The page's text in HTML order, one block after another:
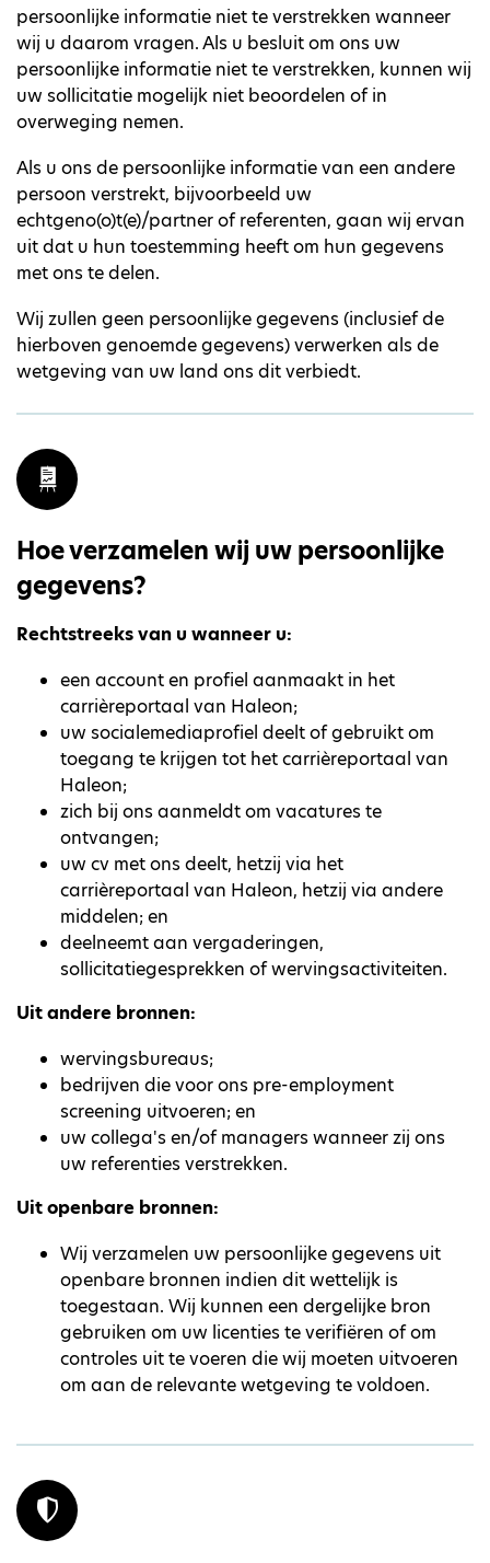
persoonlijke informatie niet te verstrekken wanneer
wij u daarom vragen. Als u besluit om ons uw
persoonlijke informatie niet te verstrekken, kunnen wij
uw sollicitatie mogelijk niet beoordelen of in
overweging nemen.
Als u ons de persoonlijke informatie van een andere
persoon verstrekt, bijvoorbeeld uw
echtgeno(o)t(e)/partner of referenten, gaan wij ervan
uit dat u hun toestemming heeft om hun gegevens
met ons te delen.
Wij zullen geen persoonlijke gegevens (inclusief de
hierboven genoemde gegevens) verwerken als de
wetgeving van uw land ons dit verbiedt.
Hoe verzamelen wij uw persoonlijke
gegevens?
Rechtstreeks van u wanneer u:
een account en profiel aanmaakt in het
carrièreportaal van Haleon;
uw socialemediaprofiel deelt of gebruikt om
toegang te krijgen tot het carrièreportaal van
Haleon;
zich bij ons aanmeldt om vacatures te
ontvangen;
uw cv met ons deelt, hetzij via het
carrièreportaal van Haleon, hetzij via andere
middelen; en
deelneemt aan vergaderingen,
sollicitatiegesprekken of wervingsactiviteiten.
Uit andere bronnen:
wervingsbureaus;
bedrijven die voor ons pre-employment
screening uitvoeren; en
uw collega's en/of managers wanneer zij ons
uw referenties verstrekken.
Uit openbare bronnen:
Wij verzamelen uw persoonlijke gegevens uit
openbare bronnen indien dit wettelijk is
toegestaan. Wij kunnen een dergelijke bron
gebruiken om uw licenties te verifiëren of om
controles uit te voeren die wij moeten uitvoeren
om aan de relevante wetgeving te voldoen.